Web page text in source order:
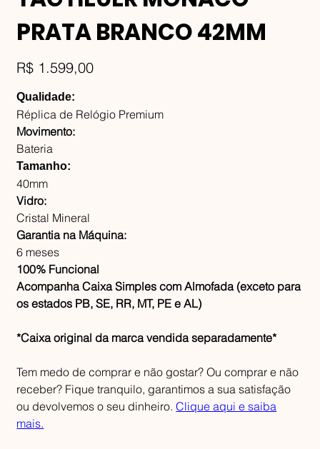
PRATA BRANCO 42MM
Preço
R$ 1.599,00
Qualidade:
Réplica de Relógio Premium
Movimento:
Bateria
Tamanho:
40mm
Vidro:
Cristal Mineral
Garantia na Máquina:
6 meses
100% Funcional
Acompanha Caixa Simples com Almofada (exceto para
os estados PB, SE, RR, MT, PE e AL)
*Caixa original da marca vendida separadamente*
Tem medo de comprar e não gostar? Ou comprar e não
receber? Fique tranquilo, garantimos a sua satisfação
ou devolvemos o seu dinheiro.Clique aqui e saiba
mais.